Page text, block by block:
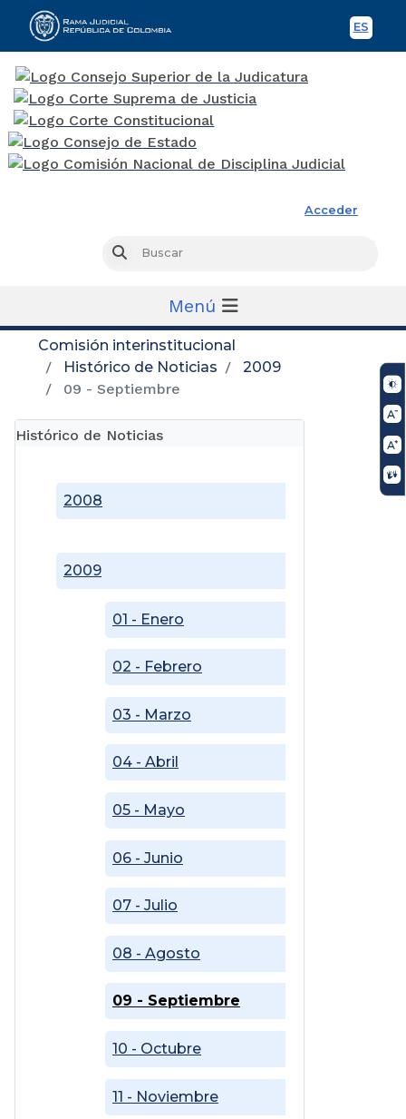
ES
Acceder
Buscar
Menú
Comisión interinstitucional
Histórico de Noticias
2009
09 - Septiembre
Histórico de Noticias
2008
2009
01 - Enero
02 - Febrero
03 - Marzo
04 - Abril
05 - Mayo
06 - Junio
07 - Julio
08 - Agosto
09 - Septiembre
10 - Octubre
11 - Noviembre